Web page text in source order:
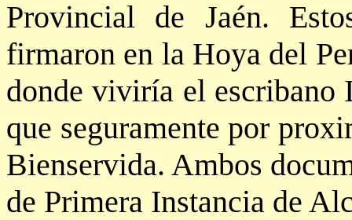
Provincial de Jaén.
firmaron en la Hoya del
donde viviría el escribano
que seguramente por
Bienservida. Ambos
de Primera Instancia de